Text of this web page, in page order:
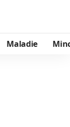
Maladie